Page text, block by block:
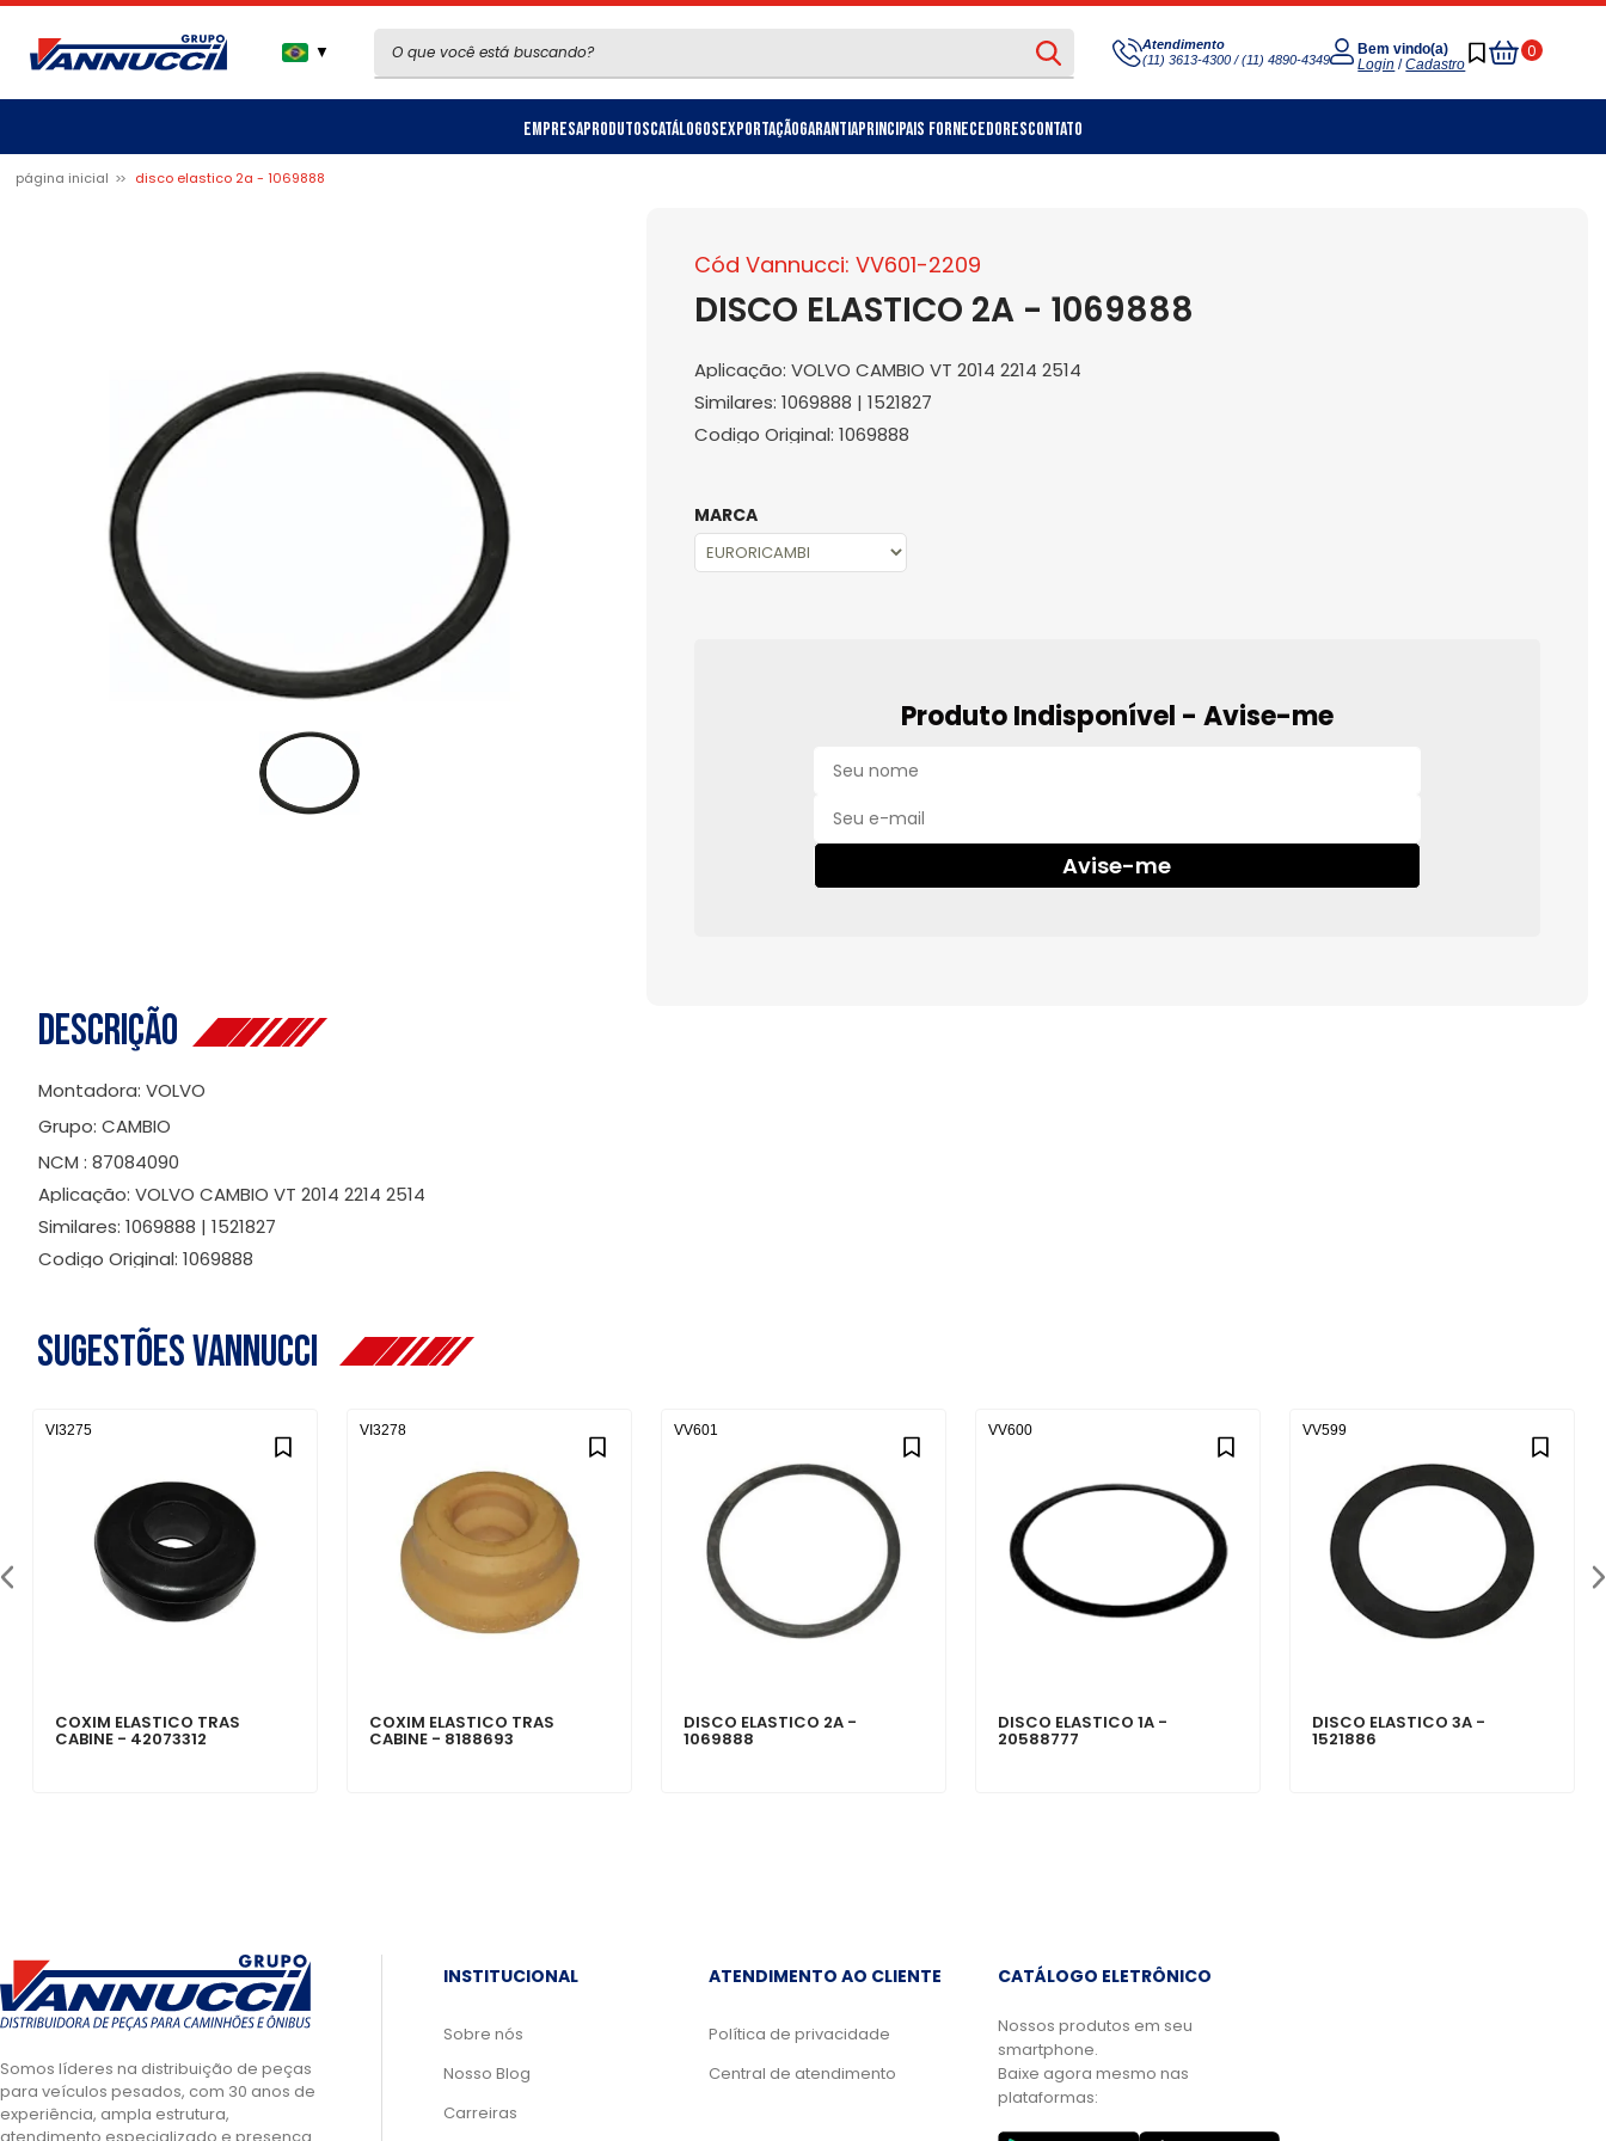
▼
Atendimento
(11) 3613-4300 / (11) 4890-4349
Bem vindo(a)
Login /Cadastro
0
Meu
Carrinho
EmpresaProdutosCatálogosExportaçãoGarantiaPrincipais FornecedoresContato
página inicial disco elastico 2a - 1069888
Cód Vannucci: VV601-2209
DISCO ELASTICO 2A - 1069888
Aplicação: VOLVO CAMBIO VT 2014 2214 2514
Similares: 1069888 | 1521827
Codigo Original: 1069888
MARCA
Produto Indisponível - Avise-me
Avise-me
Descrição
Montadora: VOLVO
Grupo: CAMBIO
NCM : 87084090
Aplicação: VOLVO CAMBIO VT 2014 2214 2514
Similares: 1069888 | 1521827
Codigo Original: 1069888
Sugestões Vannucci
COXIM ELASTICO TRAS
CABINE - 42073312
VI3275
COXIM ELASTICO TRAS
CABINE - 8188693
VI3278
DISCO ELASTICO 2A -
1069888
VV601
DISCO ELASTICO 1A -
20588777
VV600
DISCO ELASTICO 3A -
1521886
VV599
Somos líderes na distribuição de peças
para veículos pesados, com 30 anos de
experiência, ampla estrutura,
INSTITUCIONAL
Sobre nós
Nosso Blog
Carreiras
ATENDIMENTO AO CLIENTE
Política de privacidade
Central de atendimento
CATÁLOGO ELETRÔNICO
Nossos produtos em seu
smartphone.
Baixe agora mesmo nas
plataformas: